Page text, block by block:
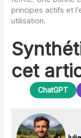
principes actifs et
utilisation.
cet
ChatGPT